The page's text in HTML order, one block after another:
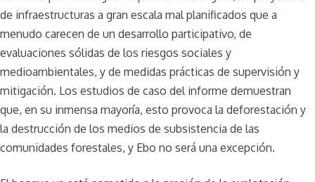
de infraestructuras a gran escala mal planificados que a
menudo carecen de un desarrollo participativo, de
evaluaciones sólidas de los riesgos sociales y
medioambientales, y de medidas prácticas de supervisión y
mitigación. Los estudios de caso del informe demuestran
que, en su inmensa mayoría, esto provoca la deforestación y
la destrucción de los medios de subsistencia de las
comunidades forestales, y Ebo no será una excepción.